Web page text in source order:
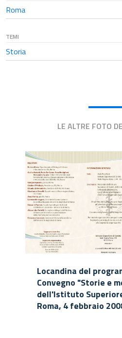
Roma
TEMI
Storia
LE ALTRE FOTO
Locandina del
Convegno "Storie e
dell'Istituto
Roma, 4 febbraio